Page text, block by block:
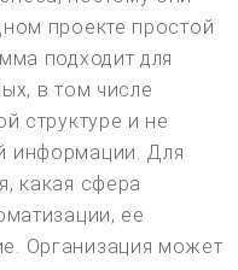
проекте простой
подходит для
в том числе
структуре и не
информации. Для
какая сфера
ее
Организация может